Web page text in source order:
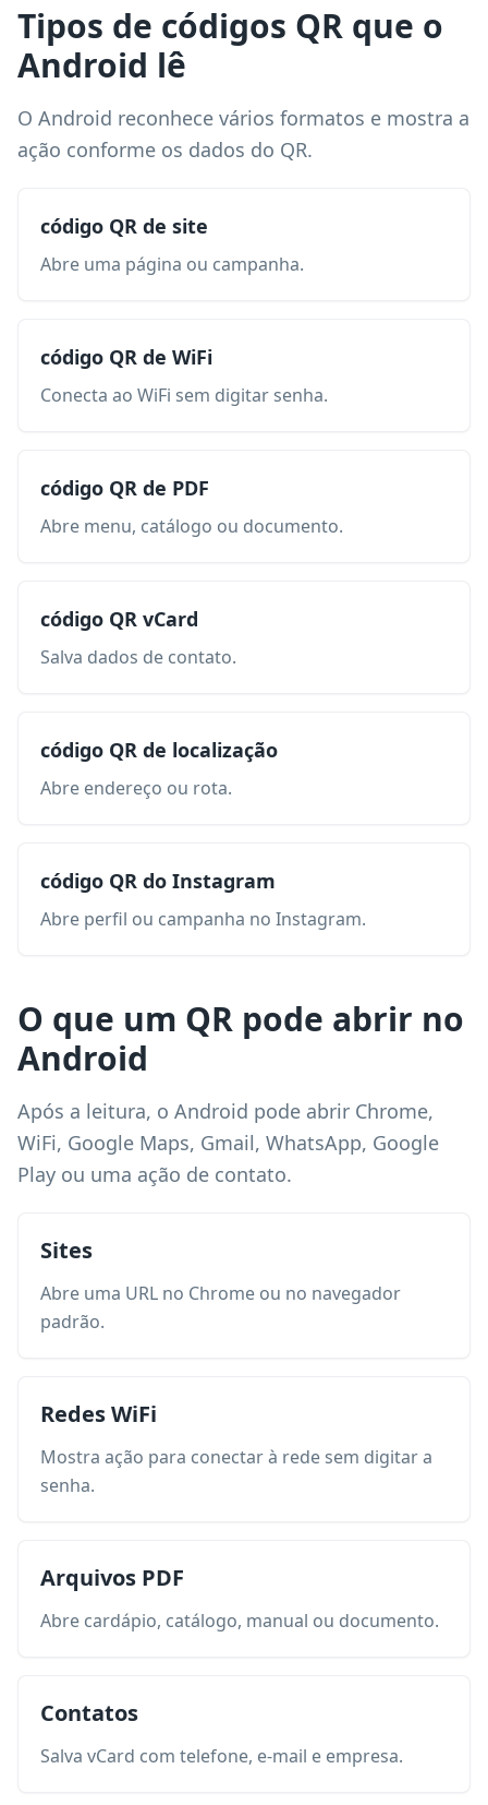
Tipos de códigos QR que o
Android lê
O Android reconhece vários formatos e mostra a
ação conforme os dados do QR.
código QR de site
Abre uma página ou campanha.
código QR de WiFi
Conecta ao WiFi sem digitar senha.
código QR de PDF
Abre menu, catálogo ou documento.
código QR vCard
Salva dados de contato.
código QR de localização
Abre endereço ou rota.
código QR do Instagram
Abre perfil ou campanha no Instagram.
O que um QR pode abrir no
Android
Após a leitura, o Android pode abrir Chrome,
WiFi, Google Maps, Gmail, WhatsApp, Google
Play ou uma ação de contato.
Sites
Abre uma URL no Chrome ou no navegador
padrão.
Redes WiFi
Mostra ação para conectar à rede sem digitar a
senha.
Arquivos PDF
Abre cardápio, catálogo, manual ou documento.
Contatos
Salva vCard com telefone, e-mail e empresa.